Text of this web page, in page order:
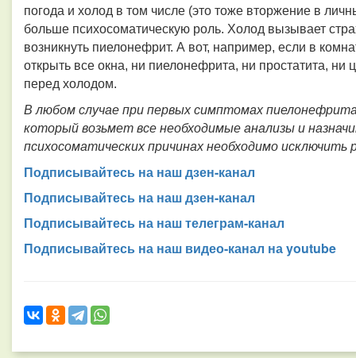
погода и холод в том числе (это тоже вторжение в
больше психосоматическую роль. Холод вызывает
возникнуть пиелонефрит. А вот, например, если в
открыть все окна, ни пиелонефрита, ни простатита, ни
перед холодом.
В любом случае при первых симптомах
который возьмет все необходимые анализы и
психосоматических причинах необходимо
Подписывайтесь на наш дзен-канал
Подписывайтесь на наш дзен-канал
Подписывайтесь на наш телеграм-канал
Подписывайтесь на наш видео-канал на youtube